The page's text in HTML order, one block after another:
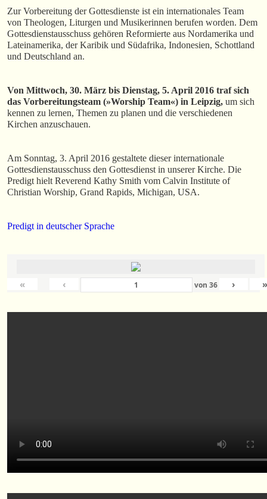
Zur Vorbereitung der Gottesdienste ist ein internationales Team
von Theologen, Liturgen und Musikerinnen berufen worden. Dem
Gottesdienstausschuss gehören Reformierte aus Nordamerika und
Lateinamerika, der Karibik und Südafrika, Indonesien, Schottland
und Deutschland an.
Von Mittwoch, 30. März bis Dienstag, 5. April 2016 traf sich
das Vorbereitungsteam (»Worship Team«) in Leipzig, um sich
kennen zu lernen, Themen zu planen und die verschiedenen
Kirchen anzuschauen.
Am Sonntag, 3. April 2016 gestaltete dieser internationale
Gottesdienstausschuss den Gottesdienst in unserer Kirche. Die
Predigt hielt Reverend Kathy Smith vom Calvin Institute of
Christian Worship, Grand Rapids, Michigan, USA.
Predigt in deutscher Sprache
« ‹ von 36 ›